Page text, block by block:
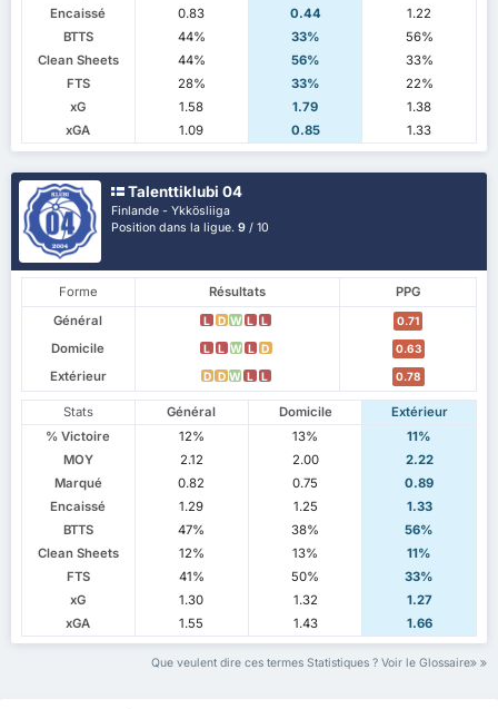
Encaissé
0.83 0.44
1.22
BTTS
44% 33%
56%
Clean Sheets
44% 56%
33%
FTS
28% 33%
22%
xG
1.58 1.79
1.38
xGA
1.09 0.85 1.33
Talenttiklubi 04
Finlande - Ykkösliiga
Position dans la ligue.9 / 10
Forme Résultats
PPG
Général
L D W L L 0.71
Domicile L L W L D 0.63
Extérieur D D W L L 0.78
Stats Général Domicile
Extérieur
% Victoire
12% 13%
11%
MOY
2.12 2.00
2.22
Marqué
0.82 0.75
0.89
Encaissé
1.29 1.25
1.33
BTTS
47% 38%
56%
Clean Sheets
12% 13%
11%
FTS
41% 50%
33%
xG
1.30 1.32
1.27
xGA
1.55 1.43 1.66
Que veulent dire ces termes Statistiques ? Voir le Glossaire